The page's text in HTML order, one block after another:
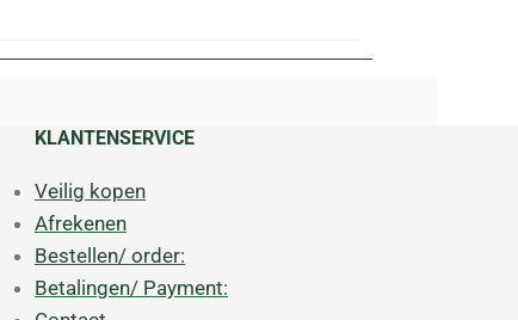
KLANTENSERVICE
Veilig kopen
Afrekenen
Bestellen/ order:
Betalingen/ Payment: